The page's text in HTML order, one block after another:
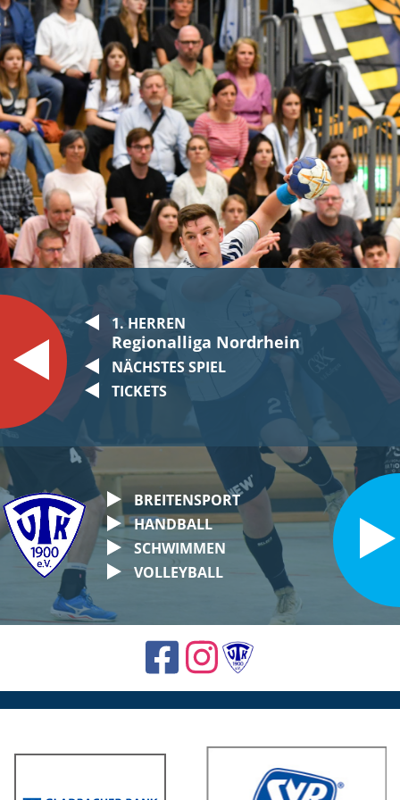
1. HERREN
Regionalliga Nordrhein
NÄCHSTES SPIEL
TICKETS
BREITENSPORT
HANDBALL
SCHWIMMEN
VOLLEYBALL